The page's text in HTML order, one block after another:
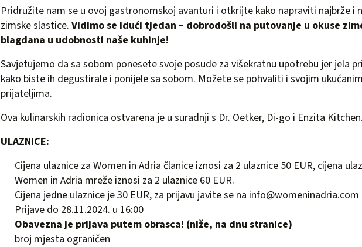
Pridružite nam se u ovoj gastronomskoj avanturi i otkrijte kako napraviti najbrže i
zimske slastice. Vidimo se idući tjedan – dobrodošli na putovanje u okuse
blagdana u udobnosti naše kuhinje!
Savjetujemo da sa sobom ponesete svoje posude za višekratnu upotrebu jer jela
kako biste ih degustirale i ponijele sa sobom. Možete se pohvaliti i svojim
prijateljima.
Ova kulinarskih radionica ostvarena je u suradnji s Dr. Oetker, Di-go i Enzita Kitchen.
ULAZNICE:
Cijena ulaznice za Women in Adria članice iznosi za 2 ulaznice 50 EUR, cijena
Women in Adria mreže iznosi za 2 ulaznice 60 EUR.
Cijena jedne ulaznice je 30 EUR, za prijavu javite se na info@womeninadria.com
Prijave do 28.11.2024. u 16:00
Obavezna je prijava putem obrasca! (niže, na dnu stranice)
broj mjesta ograničen